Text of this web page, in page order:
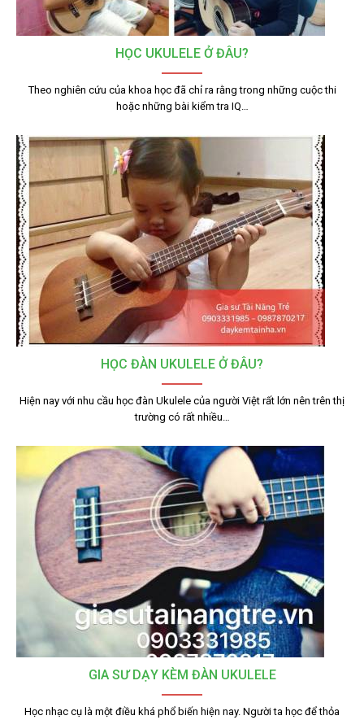
HỌC UKULELE Ở ĐÂU?
Theo nghiên cứu của khoa học đã chỉ ra rằng trong những cuộc thi
hoặc những bài kiểm tra IQ…
HỌC ĐÀN UKULELE Ở ĐÂU?
Hiện nay với nhu cầu học đàn Ukulele của người Việt rất lớn nên trên thị
trường có rất nhiều…
GIA SƯ DẠY KÈM ĐÀN UKULELE
Học nhạc cụ là một điều khá phổ biến hiện nay. Người ta học để thỏa